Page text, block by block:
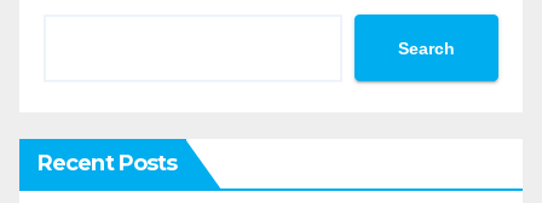
Search
Recent Posts